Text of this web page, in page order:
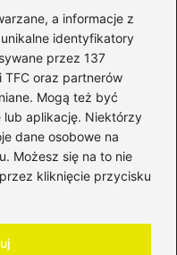
a informacje z
identyfikatory
przez 137
TFC oraz partnerów
Mogą też być
aplikację. Niektórzy
dane osobowe na
Możesz się na to nie
kliknięcie przycisku